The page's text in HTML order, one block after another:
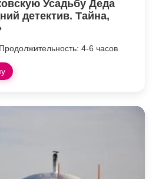
Усадьбу Деда
детектив. Тайна,
4-6 часов